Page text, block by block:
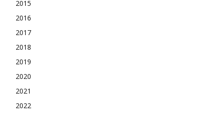
2015
2016
2017
2018
2019
2020
2021
2022